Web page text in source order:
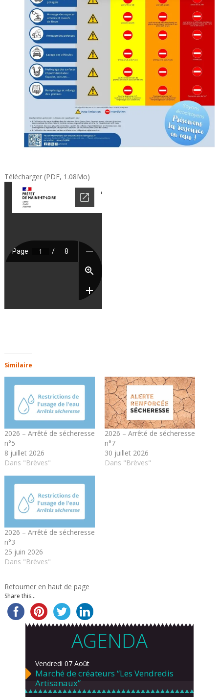
Télécharger (PDF, 1.08Mo)
Similaire
2026 – Arrêté de sécheresse
n°5
8 juillet 2026
Dans "Brèves"
2026 – Arrêté de sécheresse
n°7
30 juillet 2026
Dans "Brèves"
2026 – Arrêté de sécheresse
n°3
25 juin 2026
Dans "Brèves"
Retourner en haut de page
Share this...
AGENDA
Vendredi 07 Août
Marché de créateurs “Les Vendredis
Artisanaux”